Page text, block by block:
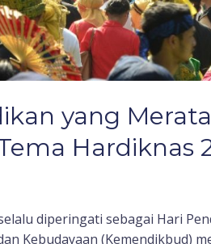
yang
Hardiknas
diperingati sebagai Hari
Kebudayaan (Kemendikbud)